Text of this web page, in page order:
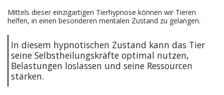
Mittels dieser einzigartigen Tierhypnose können wir Tieren
helfen, in einen besonderen mentalen Zustand zu gelangen.
In diesem hypnotischen Zustand kann das Tier
seine Selbstheilungskräfte optimal nutzen,
Belastungen loslassen und seine Ressourcen
stärken.